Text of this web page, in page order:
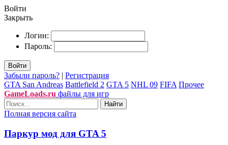
Войти
Закрыть
Логин:
Пароль:
Войти
Забыли пароль? | Регистрация
GTA San Andreas Battlefield 2 GTA 5 NHL 09 FIFA Прочее
GameLoads.ru файлы для игр
Найти
Полная версия сайта
Паркур мод для GTA 5